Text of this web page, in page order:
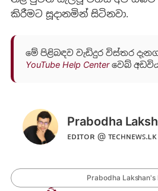
කිරීමට සූදානමින් සිටිනවා.
මේ පිළිබඳව වැඩිදුර විස්තර
YouTube Help Centerවෙබ්
Prabodha
ᴇᴅɪᴛᴏʀ @ ᴛᴇᴄʜɴᴇᴡꜱ.ʟᴋ
Prabodha Lakshan's